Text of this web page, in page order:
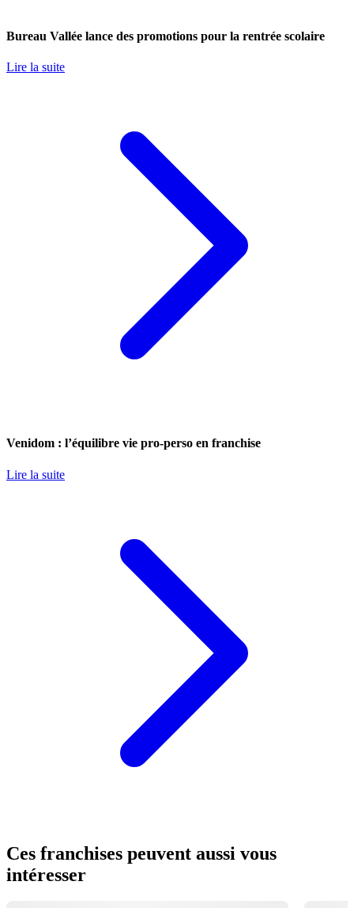
Bureau Vallée lance des promotions pour la rentrée scolaire
Lire la suite
Venidom : l’équilibre vie pro-perso en franchise
Lire la suite
Ces franchises peuvent aussi vous
intéresser